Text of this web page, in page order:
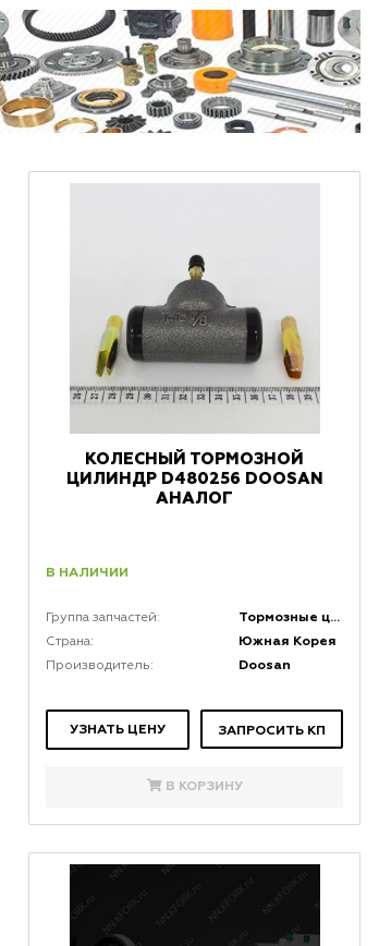
КОЛЕСНЫЙ ТОРМОЗНОЙ
ЦИЛИНДР D480256 DOOSAN
АНАЛОГ
В НАЛИЧИИ
Группа запчастей: Тормозные цилиндры
Страна: Южная Корея
Производитель: Doosan
УЗНАТЬ ЦЕНУ ЗАПРОСИТЬ КП
В КОРЗИНУ